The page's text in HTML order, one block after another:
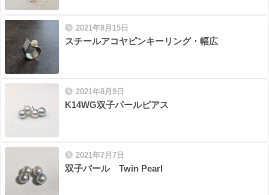
2021年8月15日
スチールアコヤピンキーリング・幅広
2021年8月9日
K14WG双子パールピアス
2021年7月7日
双子パール Twin Pearl